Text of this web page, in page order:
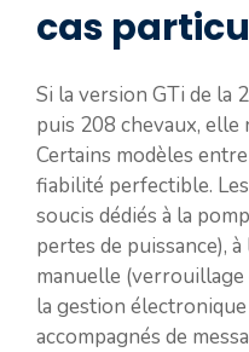
cas
Si la version GTi de la
puis 208 chevaux, elle
Certains modèles
fiabilité perfectible.
soucis dédiés à la
pertes de puissance),
manuelle (verrouillage
la gestion
accompagnés de